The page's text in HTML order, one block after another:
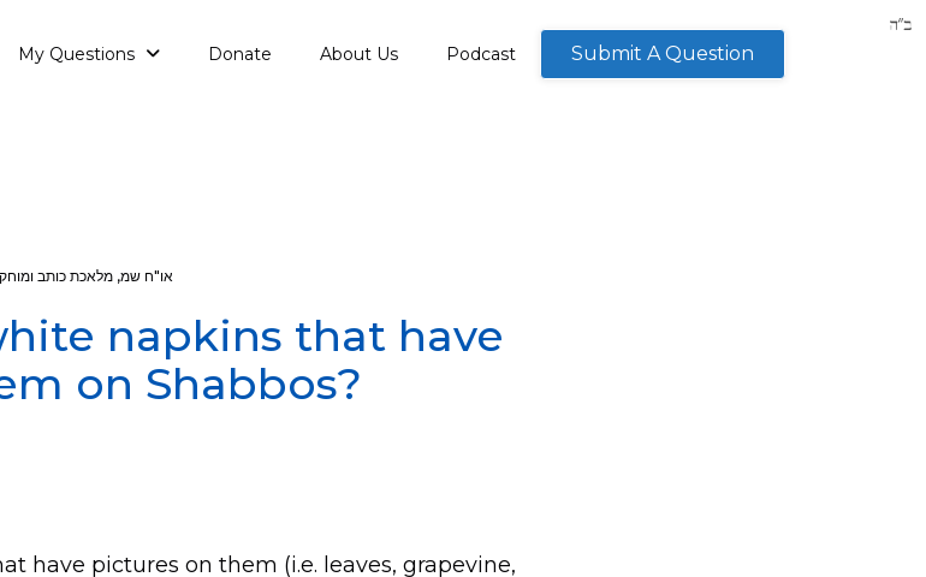
My Questions Donate About Us Podcast Submit A Question
או"ח שמ, מלאכת כותב ומוחק
napkins that have
on Shabbos?
have pictures on them (i.e. leaves, grapevine,